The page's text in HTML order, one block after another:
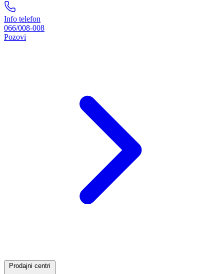
Info telefon
066/008-008
Pozovi
Prodajni centri